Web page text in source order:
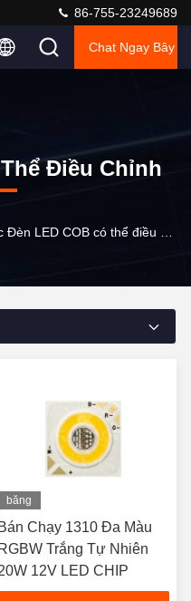
86-755-23249689
Chat Ngay Bây
Điều Chỉnh
băng
hình
Bán Chạy 1310 Đa Màu
RGBW Trắng Tự Nhiên
12V LED CHIP